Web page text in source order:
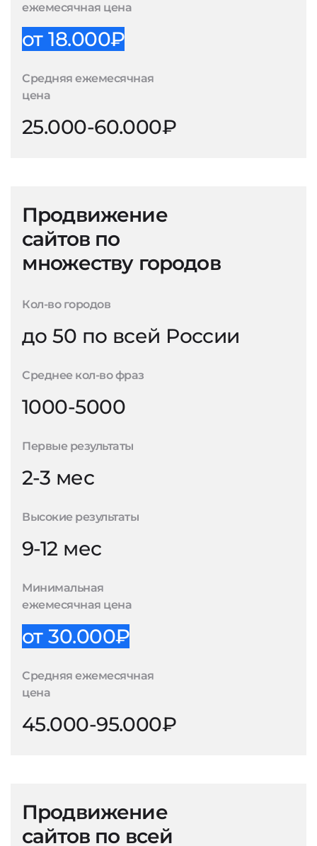
ежемесячная цена
от 18.000₽
Средняя ежемесячная
цена
25.000-60.000₽
Продвижение
сайтов по
множеству городов
Кол-во городов
до 50 по всей России
Среднее кол-во фраз
1000-5000
Первые результаты
2-3 мес
Высокие результаты
9-12 мес
Минимальная
ежемесячная цена
от 30.000₽
Средняя ежемесячная
цена
45.000-95.000₽
Продвижение
сайтов по всей